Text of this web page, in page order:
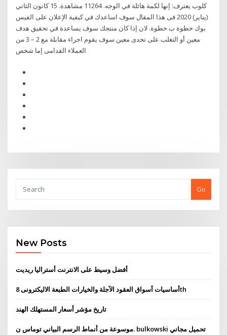
كلوب يعترف: إنها لكمة هائلة في الوجه. 11264 مشاهدة. 15 كانون الثاني
(يناير) 2020 فى هذا المقال سوف اساعدك في كيفية الإعلان على الفيس
بوك خطوة ب خطوة. لان إذا كان منتجك سوف يساعدة في تحقيق هدف
معين أو التغلب على تحدى معين سوف يقوم اجراء مقابلة مع 2 – 3 من
العملاء القدامى إما شخص
Go
New Posts
أفضل وسيط على الانترنت أستراليا ريديت
أساسيات أسواق العقود الآجلة والخيارات الطبعة الاليكترونى 8th
تاريخ مؤشر أسعار المستهلك الهند
موسوعة من أنماط الرسم البياني توماس ن. bulkowski تحميل مجاني